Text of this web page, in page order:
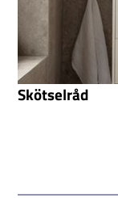
Skötselråd